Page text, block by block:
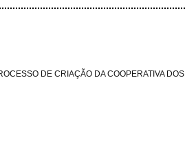
DE CRIAÇÃO DA COOPERATIVA DOS